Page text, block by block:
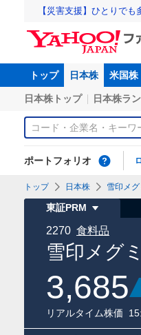
【災害支援】ひとりで
トップ 日本株 米国株
日本株トップ 日本株ラ
ポートフォリオ
トップ 日本株 雪印メグ
東証PRM
雪印メグ
2270 食料品
3,685
リアルタイム株価